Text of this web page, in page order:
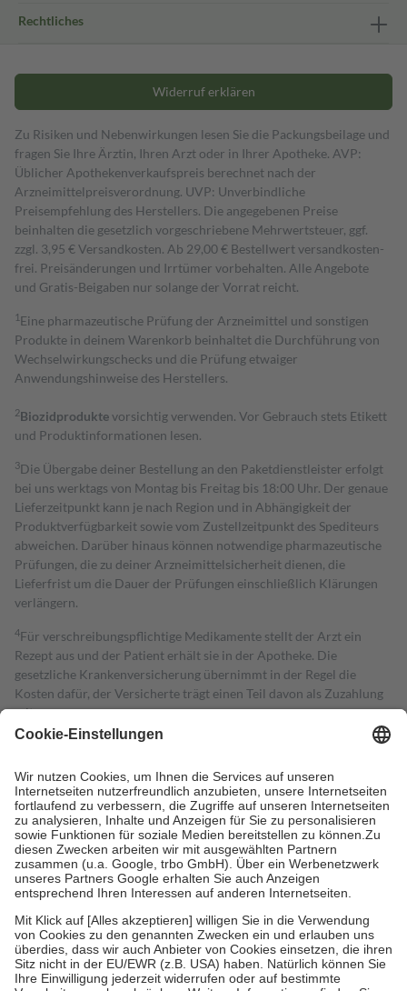
Rechtliches
Widerruf erklären
Zu Risiken und Nebenwirkungen lesen Sie die Packungsbeilage und
fragen Sie Ihre Ärztin, Ihren Arzt oder in Ihrer Apotheke. AVP:
Üblicher Apothekenverkaufspreis berechnet nach der
Arzneimittelpreisverordnung. UVP: Unverbindliche
Preisempfehlung des Herstellers. Die angegebenen Preise
beinhalten die gesetzlich vorgeschriebene Mehrwertsteuer, ggf.
zzgl. 3,95 € Versandkosten. Ab 29,00 € Bestell­wert versand­kosten­
frei. Preisänderungen und Irrtümer vorbehalten. Alle Angebote
und Gratis-Beigaben nur solange der Vorrat reicht.
1 Eine pharmazeutische Prüfung der Arzneimittel und sonstigen
Produkte in deinem Warenkorb beinhaltet die Durchführung von
Wechselwirkungschecks und die Prüfung etwaiger
Anwendungshinweise des Herstellers.
2Biozidproduktevorsichtig verwenden. Vor Gebrauch stets Etikett
und Produktinformationen lesen.
3Die Übergabe deiner Bestellung an den Paketdienstleister erfolgt
bei uns werktags von Montag bis Freitag bis 18:00 Uhr. Der genaue
Lieferzeitpunkt kann je nach Region und in Abhängigkeit der
Produktverfügbarkeit sowie vom Zustellzeitpunkt des Spediteurs
abweichen. Darüber hinaus können notwendige pharmazeutische
Prüfungen, die zu deiner Arzneimittelsicherheit dienen, die
Lieferfrist um die Dauer der Prüfungen einschließlich Klärungen
verlängern.
4Für verschreibungspflichtige Medikamente stellt der Arzt ein
Rezept aus und der Patient erhält sie in der Apotheke. Die
gesetzliche Krankenversicherung übernimmt in der Regel die
Kosten dafür, der Versicherte trägt einen Teil davon als Zuzahlung
mit.
Grundsätzlich leisten Mitglieder Zuzahlungen in Höhe von zehn
höchstens zehn Euro.
Es sind jedoch nie mehr als die tatsächlichen
Kosten der Leistung zu entrichten.
Diese Regeln gelten grundsätzlich auch für Online-Apotheken.
Bei Heilmitteln und häuslicher Krankenpflege beträgt die
Zuzahlung zehn Prozent der Kosten sowie zehn Euro je
Verordnung.
Um das Engagement der Versicherten für ihre eigene Gesundheit zu
stärken und die besondere Stellung der Familie zu unterstützen,
fallenkeine Zuzahlungenan bei:
• Kindern und Jugendlichen bis zum vollendeten 18. Lebensjahr
mit Ausnahme der Fahrkosten
• Untersuchungen zur Vorsorge und Früherkennung, die von der